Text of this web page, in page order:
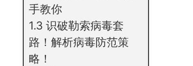
手教你
1.3 识破勒索病毒套
路！解析病毒防范策
略！